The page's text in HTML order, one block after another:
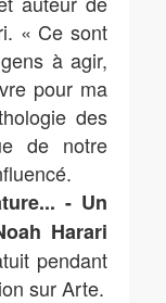
« Ce sont
à agir,
pour ma
des
de notre
- Un
Harari
pendant
sur Arte.